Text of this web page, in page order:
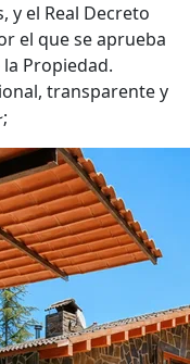
y el Real Decreto
el que se aprueba
Propiedad.
transparente y